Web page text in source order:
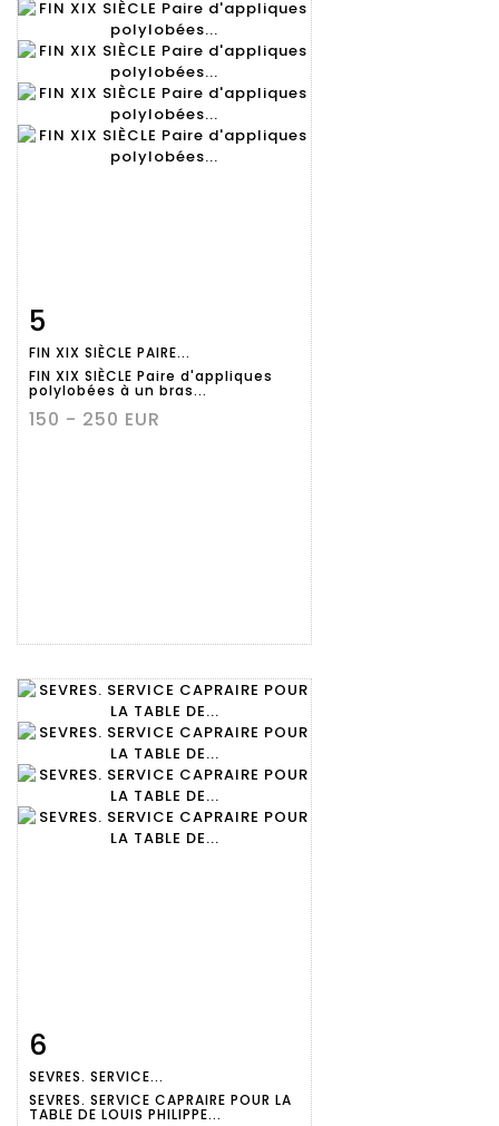
détaillée
5
FIN XIX SIÈCLE PAIRE...
FIN XIX SIÈCLE Paire d'appliques
polylobées à un bras...
150 - 250 EUR
détaillée
6
SEVRES. SERVICE...
SEVRES. SERVICE CAPRAIRE POUR LA
TABLE DE LOUIS PHILIPPE...